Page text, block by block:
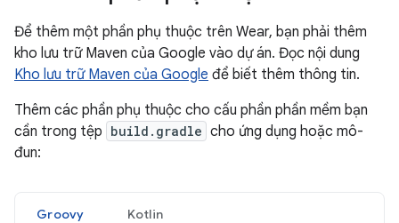
Để thêm một phần phụ thuộc trên Wear, bạn phải thêm
kho lưu trữ Maven của Google vào dự án. Đọc nội dung
Kho lưu trữ Maven của Google để biết thêm thông tin.
Thêm các phần phụ thuộc cho cấu phần phần mềm bạn
cần trong tệp build.gradle cho ứng dụng hoặc mô-
đun:
Groovy Kotlin